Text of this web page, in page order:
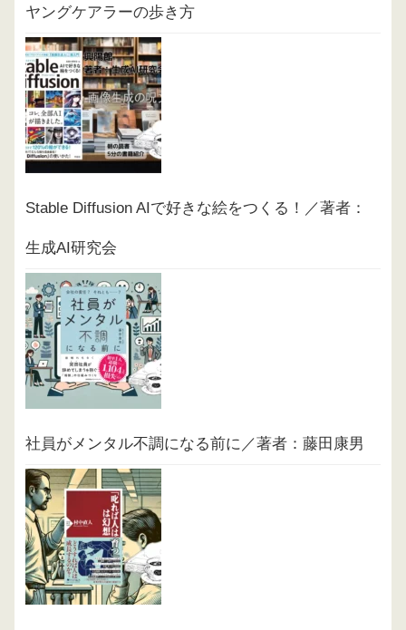
ヤングケアラーの歩き方
Stable Diffusion AIで好きな絵をつくる！／著者：
生成AI研究会
社員がメンタル不調になる前に／著者：藤田康男